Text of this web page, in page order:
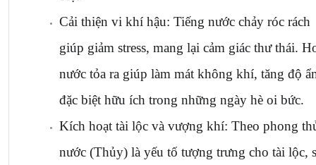
Cải thiện vi khí hậu: Tiếng nước chảy róc rách
giúp giảm stress, mang lại cảm giác thư thái.
nước tỏa ra giúp làm mát không khí, tăng độ
đặc biệt hữu ích trong những ngày hè oi bức.
Kích hoạt tài lộc và vượng khí: Theo phong
nước (Thủy) là yếu tố tượng trưng cho tài lộc,